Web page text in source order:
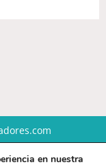
en nuestra